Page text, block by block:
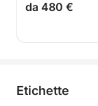
da 480 €
Etichette